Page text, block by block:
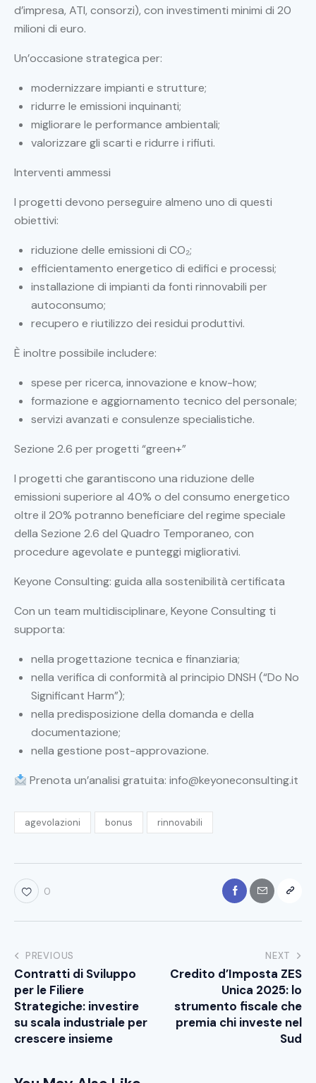
d’impresa, ATI, consorzi), con investimenti minimi di 20
milioni di euro.
Un’occasione strategica per:
modernizzare impianti e strutture;
ridurre le emissioni inquinanti;
migliorare le performance ambientali;
valorizzare gli scarti e ridurre i rifiuti.
Interventi ammessi
I progetti devono perseguire almeno uno di questi
obiettivi:
riduzione delle emissioni di CO₂;
efficientamento energetico di edifici e processi;
installazione di impianti da fonti rinnovabili per
autoconsumo;
recupero e riutilizzo dei residui produttivi.
È inoltre possibile includere:
spese per ricerca, innovazione e know-how;
formazione e aggiornamento tecnico del personale;
servizi avanzati e consulenze specialistiche.
Sezione 2.6 per progetti “green+”
I progetti che garantiscono una riduzione delle
emissioni superiore al 40% o del consumo energetico
oltre il 20% potranno beneficiare del regime speciale
della Sezione 2.6 del Quadro Temporaneo, con
procedure agevolate e punteggi migliorativi.
Keyone Consulting: guida alla sostenibilità certificata
Con un team multidisciplinare, Keyone Consulting ti
supporta:
nella progettazione tecnica e finanziaria;
nella verifica di conformità al principio DNSH (“Do No
Significant Harm”);
nella predisposizione della domanda e della
documentazione;
nella gestione post-approvazione.
Prenota un’analisi gratuita:info@keyoneconsulting.it
agevolazioni bonus rinnovabili
0
PREVIOUS
Contratti di Sviluppo
per le Filiere
Strategiche: investire
su scala industriale per
crescere insieme
NEXT
Credito d’Imposta ZES
Unica 2025: lo
strumento fiscale che
premia chi investe nel
Sud